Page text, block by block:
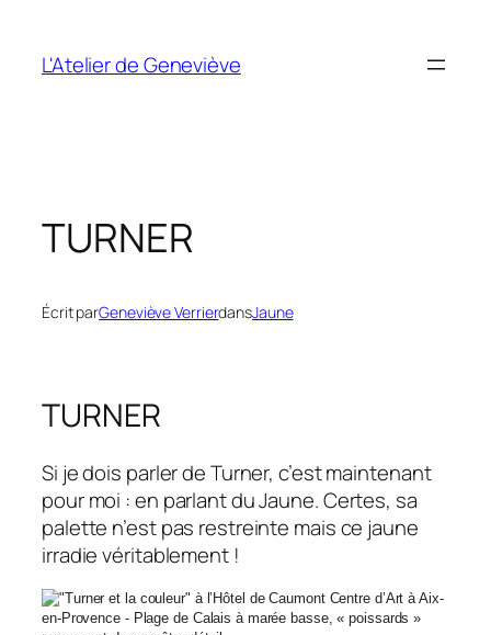
contenu
L'Atelier de Geneviève
TURNER
Écrit parGeneviève VerrierdansJaune
TURNER
Si je dois parler de Turner, c’est maintenant
pour moi : en parlant du Jaune. Certes, sa
palette n’est pas restreinte mais ce jaune
irradie véritablement !